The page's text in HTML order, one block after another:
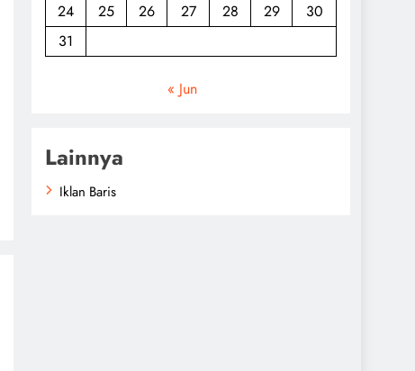
24
25 26 27 28 29
30
31
« Jun
Lainnya
Iklan Baris